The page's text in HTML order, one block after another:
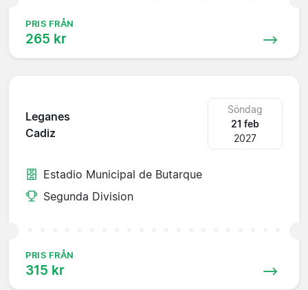
PRIS FRÅN
265 kr
Leganes
Cadiz
Söndag
21 feb
2027
Estadio Municipal de Butarque
Segunda Division
PRIS FRÅN
315 kr